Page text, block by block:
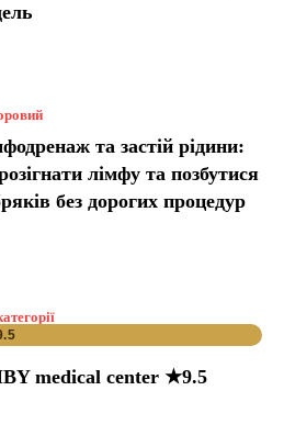
та застій рідини:
лімфу та позбутися
без дорогих процедур
medical center ★9.5